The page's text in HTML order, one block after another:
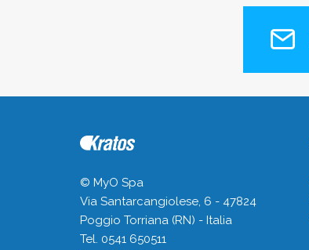
© MyO Spa
Via Santarcangiolese, 6 - 47824
Poggio Torriana (RN) - Italia
Tel. 0541 650511